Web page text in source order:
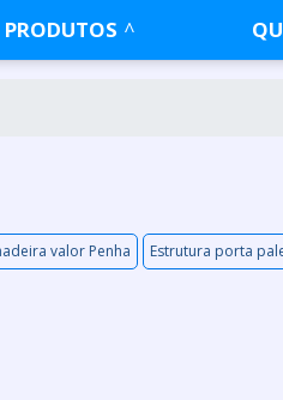
PRODUTOS
valor Penha Estrutura porta